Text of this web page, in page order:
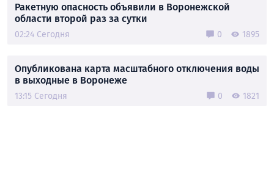
Ракетную опасность объявили в Воронежской
области второй раз за сутки
02:24 Сегодня 0 1895
Опубликована карта масштабного отключения воды
в выходные в Воронеже
13:15 Сегодня 0 1821